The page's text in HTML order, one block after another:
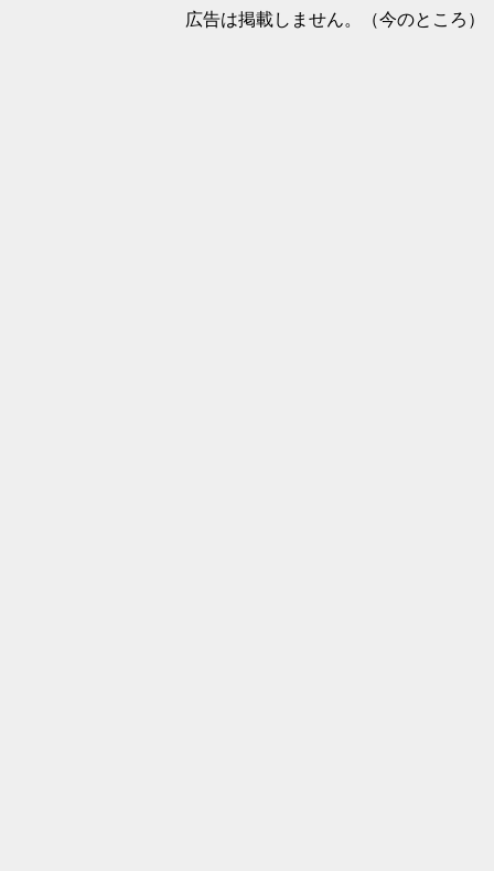
広告は掲載しません。（今のところ）